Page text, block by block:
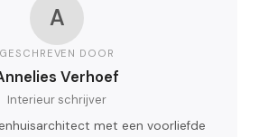
A
GESCHREVEN DOOR
Verhoef
Interieur schrijver
met een voorliefde